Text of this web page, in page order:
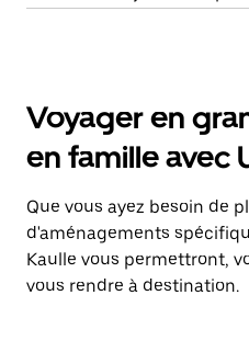
Voyager en
en famille avec
Que vous ayez besoin de
d'aménagements
Kaulle vous permettront,
vous rendre à destination.